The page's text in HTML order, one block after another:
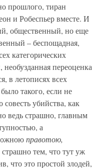
прошлого, тиран
и Робеспьер вместе. И
общественный, но еще
– беспощадная,
категорических
переоценка
в летописях всех
такого, если не
убийства, как
ведь страшно, главным
а
правотою,
тем, что тут уж
что это простой злодей,